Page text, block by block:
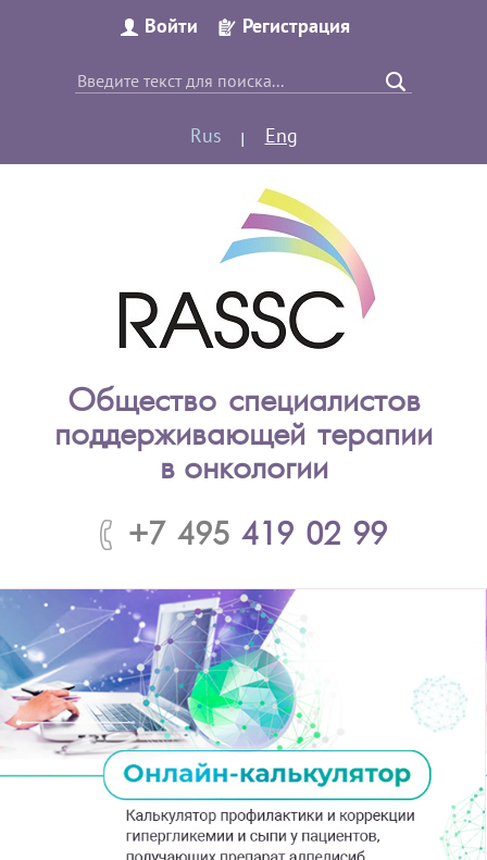
Войти Регистрация
Rus Eng
Общество специалистов
поддерживающей терапии
в онкологии
+7 495 419 02 99